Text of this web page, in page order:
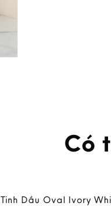
Có
Tinh Dầu Oval Ivory